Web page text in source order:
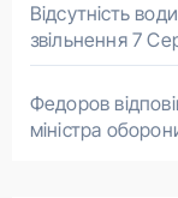
Відсутність
звільнення 7
Федоров
міністра